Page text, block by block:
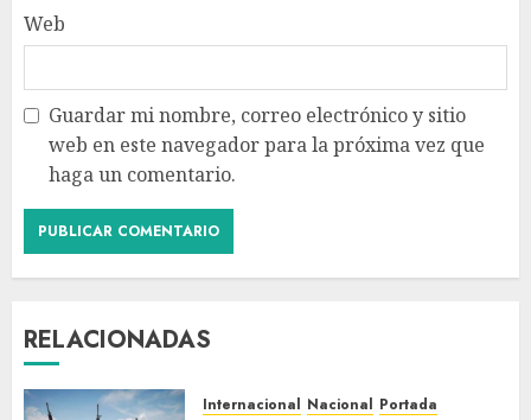
Web
Guardar mi nombre, correo electrónico y sitio
web en este navegador para la próxima vez que
haga un comentario.
RELACIONADAS
Internacional Nacional Portada